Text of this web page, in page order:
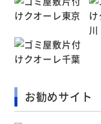
お勧めサイト